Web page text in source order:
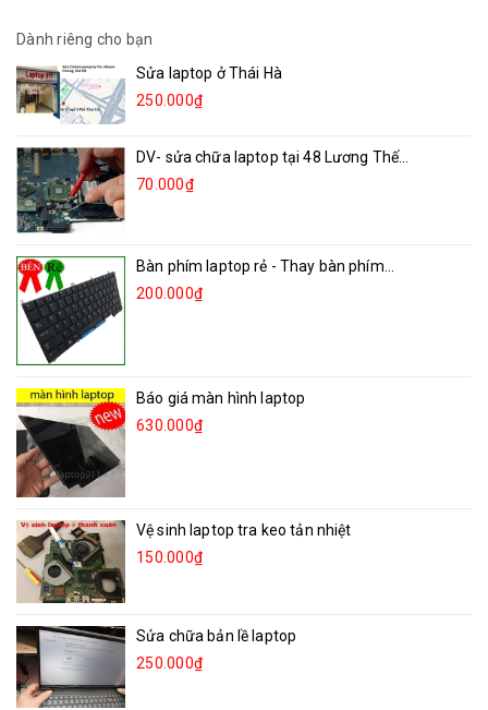
Dành riêng cho bạn
Sửa laptop ở Thái Hà
250.000₫
DV- sửa chữa laptop tại 48 Lương Thế...
70.000₫
Bàn phím laptop rẻ - Thay bàn phím...
200.000₫
Báo giá màn hình laptop
630.000₫
Vệ sinh laptop tra keo tản nhiệt
150.000₫
Sửa chữa bản lề laptop
250.000₫